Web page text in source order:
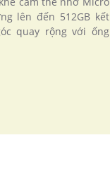
lên đến 512GB kết
quay rộng với ống